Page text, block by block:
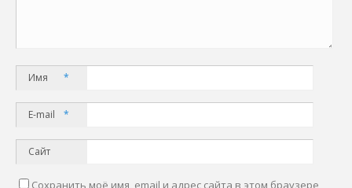
Имя *
E-mail *
Сайт
Сохранить моё имя, email и адрес сайта в этом браузере